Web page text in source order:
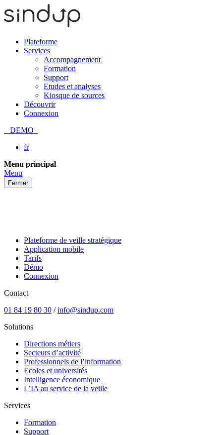
Plateforme
Services
Accompagnement
Formation
Support
Etudes et analyses
Kiosque de sources
Découvrir
Connexion
DEMO
fr
Passer
au
contenu
Menu principal
Menu
Fermer
Plateforme de veille stratégique
Application mobile
Tarifs
Démo
Connexion
Contact
01 84 19 80 30 /info@sindup.com
Solutions
Directions métiers
Secteurs d’activité
Professionnels de l’information
Ecoles et universités
Intelligence économique
L’IA au service de la veille
Services
Formation
Support